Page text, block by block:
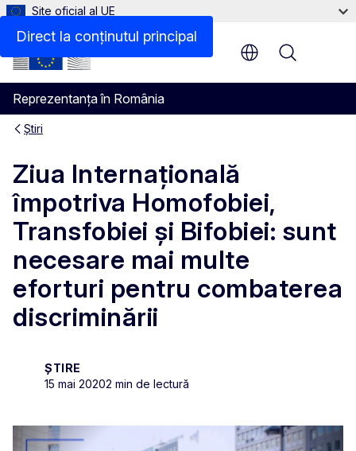
Direct la conținutul principal
Site oficial al UE
Reprezentanța în România
Menu
Știri
Ziua Internațională
împotriva Homofobiei,
Transfobiei și Bifobiei: sunt
necesare mai multe
eforturi pentru combaterea
discriminării
ȘTIRE
15 mai 20202 min de lectură